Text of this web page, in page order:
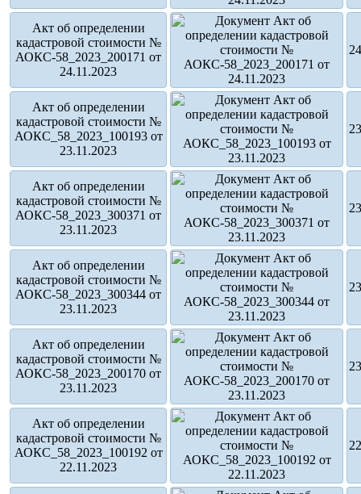
Акт об определении
кадастровой стоимости №
АОКС-58_2023_200171 от
24.11.2023
Акт об определении
кадастровой стоимости №
АОКС_58_2023_100193 от
23.11.2023
Акт об определении
кадастровой стоимости №
АОКС-58_2023_300371 от
23.11.2023
Акт об определении
кадастровой стоимости №
АОКС-58_2023_300344 от
23.11.2023
Акт об определении
кадастровой стоимости №
АОКС-58_2023_200170 от
23.11.2023
Акт об определении
кадастровой стоимости №
АОКС_58_2023_100192 от
22.11.2023